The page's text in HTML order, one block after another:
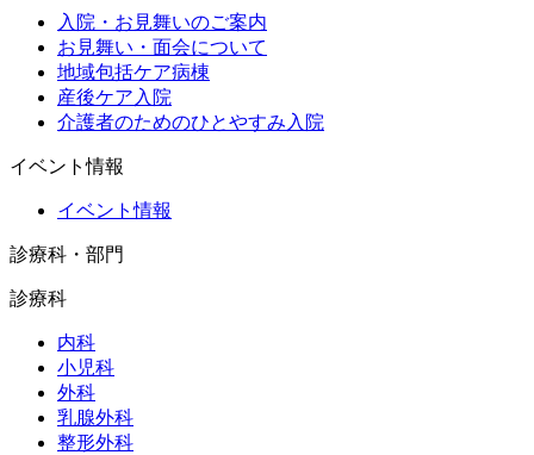
入院・お見舞いのご案内
お見舞い・面会について
地域包括ケア病棟
産後ケア入院
介護者のためのひとやすみ入院
イベント情報
イベント情報
診療科・部門
診療科
内科
小児科
外科
乳腺外科
整形外科